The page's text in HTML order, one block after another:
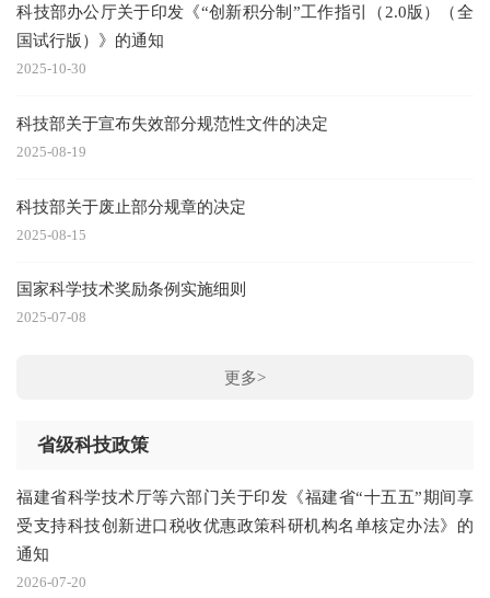
科技部办公厅关于印发《“创新积分制”工作指引（2.0版）（全
国试行版）》的通知
2025-10-30
科技部关于宣布失效部分规范性文件的决定
2025-08-19
科技部关于废止部分规章的决定
2025-08-15
国家科学技术奖励条例实施细则
2025-07-08
更多>
省级科技政策
福建省科学技术厅等六部门关于印发《福建省“十五五”期间享
受支持科技创新进口税收优惠政策科研机构名单核定办法》的
通知
2026-07-20